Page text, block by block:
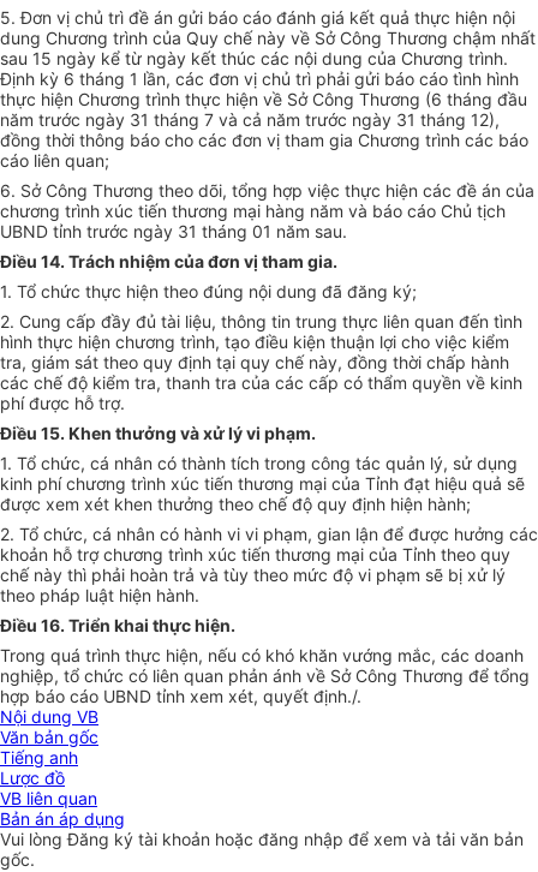
5.Đơn vị chủ trì đề án gửi báo cáo đánh giá kết quả thực hiện nội
dung Chương trình của Quy chế này về Sở Công Thương chậm nhất
sau 15 ngày kể từ ngày kết thúc các nội dung của Chương trình.
Định kỳ 6 tháng 1 lần, các đơn vị chủ trì phải gửi báo cáo tình hình
thực hiện Chương trình thực hiện về Sở Công Thương (6 tháng đầu
năm trước ngày 31 tháng 7 và cả năm trước ngày 31 tháng 12),
đồng thời thông báo cho các đơn vị tham gia Chương trình các báo
cáo liên quan;
6. Sở Công Thương theo dõi, tổng hợp việc thực hiện các đề án của
chương trình xúc tiến thương mại hàng năm và báo cáo Chủ tịch
UBND tỉnh trước ngày 31 tháng 01 năm sau.
Điều 14. Trách nhiệm của đơn vị tham gia.
1. Tổ chức thực hiện theo đúng nội dung đã đăng ký;
2. Cung cấp đầy đủ tài liệu, thông tin trung thực liên quan đến tình
hình thực hiện chương trình, tạo điều kiện thuận lợi cho việc kiểm
tra, giám sát theo quy định tại quy chế này, đồng thời chấp hành
các chế độ kiểm tra, thanh tra của các cấp có thẩm quyền về kinh
phí được hỗ trợ.
Điều 15. Khen thưởng và xử lý vi phạm.
1. Tổ chức, cá nhân có thành tích trong công tác quản lý, sử dụng
kinh phí chương trình xúc tiến thương mại của Tỉnh đạt hiệu quả sẽ
được xem xét khen thưởng theo chế độ quy định hiện hành;
2. Tổ chức, cá nhân có hành vi vi phạm, gian lận để được hưởng các
khoản hỗ trợ chương trình xúc tiến thương mại của Tỉnh theo quy
chế này thì phải hoàn trả và tùy theo mức độ vi phạm sẽ bị xử lý
theo pháp luật hiện hành.
Điều 16. Triển khai thực hiện.
Trong quá trình thực hiện, nếu có khó khăn vướng mắc, các doanh
nghiệp, tổ chức có liên quan phản ánh về Sở Công Thương để tổng
hợp báo cáo UBND tỉnh xem xét, quyết định./.
Nội dung VB
Văn bản gốc
Tiếng anh
Lược đồ
VB liên quan
Bản án áp dụng
Vui lòngĐăng ký tài khoản hoặc đăng nhập để xem và tải văn bản
gốc.